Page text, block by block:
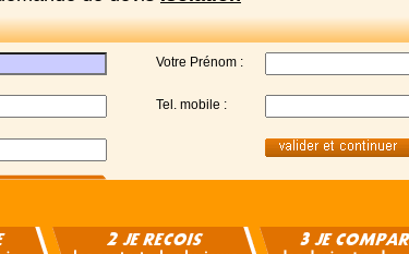
Votre Prénom :
Tel. mobile :